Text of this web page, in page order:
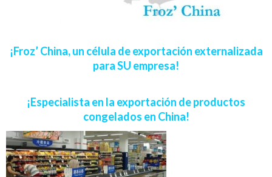
¡Froz’ China, un célula de exportación externalizada
para SU empresa!
¡Especialista en la exportación de productos
congelados en China!